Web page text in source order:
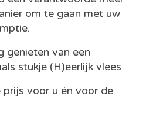
om te gaan met uw
genieten van een
stukje (H)eerlijk vlees
prijs voor u én voor de